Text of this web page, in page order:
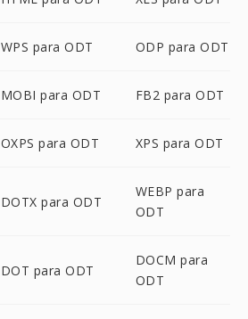
WPS para ODT ODP para ODT
MOBI para ODT FB2 para ODT
OXPS para ODT XPS para ODT
DOTX para ODT
WEBP para
ODT
DOT para ODT
DOCM para
ODT